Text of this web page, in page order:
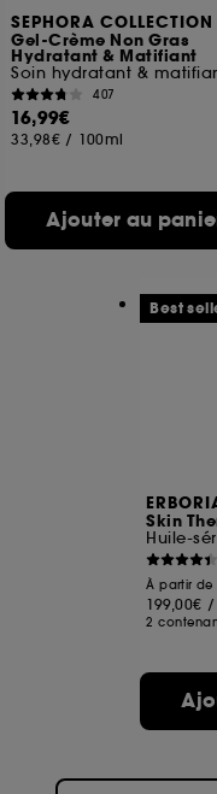
SEPHORA COLLECTION
Gel-Crème Non Gras
Hydratant & Matifiant
Soin hydratant &
407
16,99€
33,98€ / 100ml
Ajouter au
Skin
À partir de
199,00€ /
2
Best